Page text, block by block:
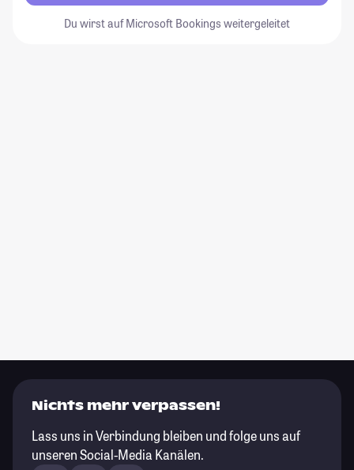
Du wirst auf Microsoft Bookings weitergeleitet
Nichts mehr verpassen!
Lass uns in Verbindung bleiben und folge uns auf
unseren Social-Media Kanälen.